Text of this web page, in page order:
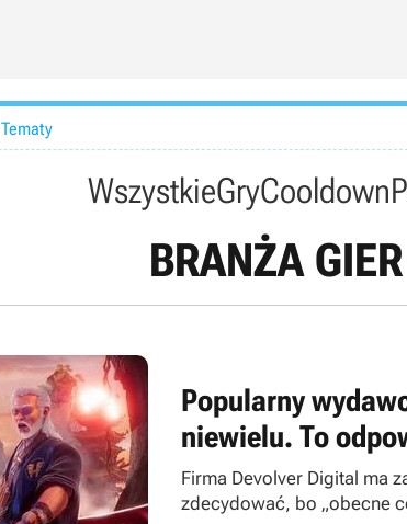
Tematy
WszystkieGryCooldown
BRANŻA GIER
Popularny
niewielu. To
Firma Devolver Digital ma
zdecydować, bo „obecne